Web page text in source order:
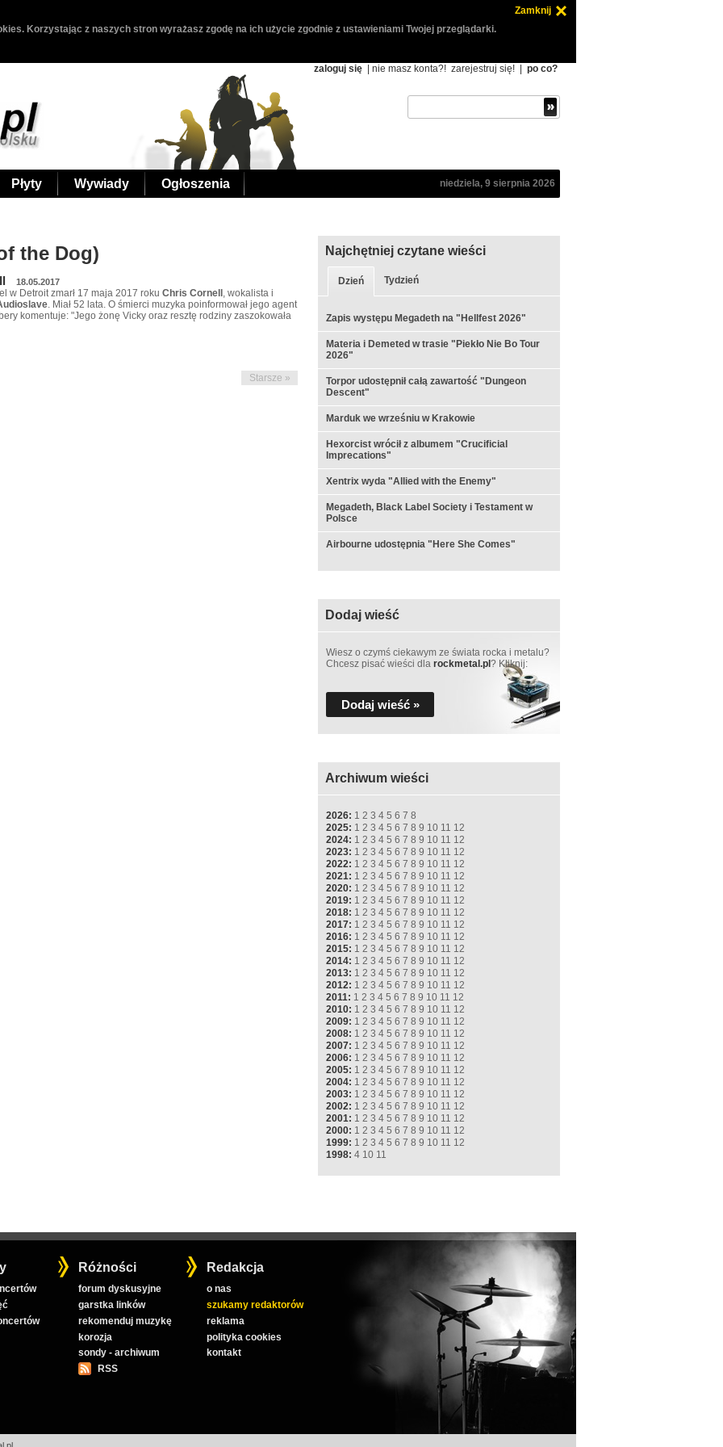
Zamknij
Korzystając z naszych stron wyrażasz zgodę na ich użycie zgodnie z ustawieniami Twojej przeglądarki.
zaloguj się | nie masz konta?! zarejestruj się! po co?
Płyty Wywiady Ogłoszenia niedziela, 9 sierpnia 2026
the Dog)
18.05.2017
w Detroit zmarł 17 maja 2017 roku Chris Cornell , wokalista i
. Miał 52 lata. O śmierci muzyka poinformował jego agent
komentuje: "Jego żonę Vicky oraz resztę rodziny zaszokowała
Starsze »
Najchętniej czytane wieści
Dzień Tydzień
Zapis występu Megadeth na "Hellfest 2026"
Materia i Demeted w trasie "Piekło Nie Bo Tour
2026"
Torpor udostępnił całą zawartość "Dungeon
Descent"
Marduk we wrześniu w Krakowie
Hexorcist wrócił z albumem "Crucificial
Imprecations"
Xentrix wyda "Allied with the Enemy"
Megadeth, Black Label Society i Testament w
Polsce
Airbourne udostępnia "Here She Comes"
Dodaj wieść
Wiesz o czymś ciekawym ze świata rocka i metalu?
Chcesz pisać wieści dla rockmetal.pl ? Kliknij:
Dodaj wieść »
Archiwum wieści
2026: 1 2 3 4 5 6 7 8
2025: 1 2 3 4 5 6 7 8 9 10 11 12
2024: 1 2 3 4 5 6 7 8 9 10 11 12
2023: 1 2 3 4 5 6 7 8 9 10 11 12
2022: 1 2 3 4 5 6 7 8 9 10 11 12
2021: 1 2 3 4 5 6 7 8 9 10 11 12
2020: 1 2 3 4 5 6 7 8 9 10 11 12
2019: 1 2 3 4 5 6 7 8 9 10 11 12
2018: 1 2 3 4 5 6 7 8 9 10 11 12
2017: 1 2 3 4 5 6 7 8 9 10 11 12
2016: 1 2 3 4 5 6 7 8 9 10 11 12
2015: 1 2 3 4 5 6 7 8 9 10 11 12
2014: 1 2 3 4 5 6 7 8 9 10 11 12
2013: 1 2 3 4 5 6 7 8 9 10 11 12
2012: 1 2 3 4 5 6 7 8 9 10 11 12
2011: 1 2 3 4 5 6 7 8 9 10 11 12
2010: 1 2 3 4 5 6 7 8 9 10 11 12
2009: 1 2 3 4 5 6 7 8 9 10 11 12
2008: 1 2 3 4 5 6 7 8 9 10 11 12
2007: 1 2 3 4 5 6 7 8 9 10 11 12
2006: 1 2 3 4 5 6 7 8 9 10 11 12
2005: 1 2 3 4 5 6 7 8 9 10 11 12
2004: 1 2 3 4 5 6 7 8 9 10 11 12
2003: 1 2 3 4 5 6 7 8 9 10 11 12
2002: 1 2 3 4 5 6 7 8 9 10 11 12
2001: 1 2 3 4 5 6 7 8 9 10 11 12
2000: 1 2 3 4 5 6 7 8 9 10 11 12
1999: 1 2 3 4 5 6 7 8 9 10 11 12
1998: 4 10 11
Różności
forum dyskusyjne
garstka linków
rekomenduj muzykę
korozja
sondy - archiwum
RSS
Redakcja
o nas
szukamy redaktorów
reklama
polityka cookies
kontakt